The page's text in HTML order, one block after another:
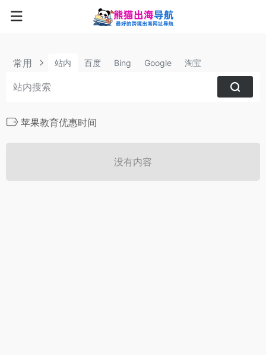
常用 站内 百度 Bing Google 淘宝
苹果教育优惠时间
没有内容